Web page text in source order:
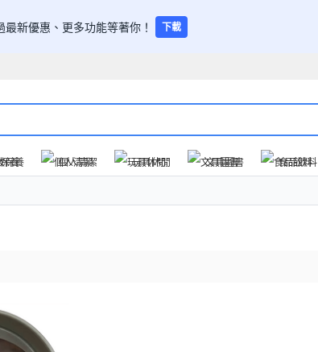
最新優惠、更多功能等著你！ 下載
保養 個人清潔 玩具休閒 文具圖書 食品飲料